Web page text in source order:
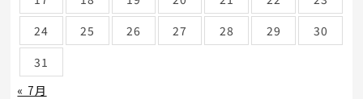
24
25 26 27 28 29
30
31
« 7月